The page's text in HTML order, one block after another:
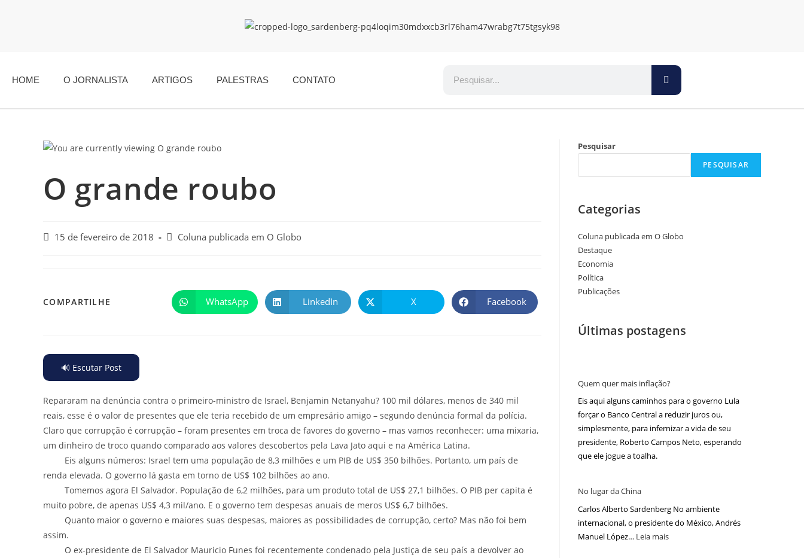
HOME O JORNALISTA ARTIGOS PALESTRAS CONTATO
O grande roubo
15 de fevereiro de 2018 Coluna publicada em O Globo
COMPARTILHE WhatsApp LinkedIn X Facebook
🔊 Escutar Post
Repararam na denúncia contra o primeiro-ministro de Israel, Benjamin Netanyahu? 100 mil dólares, menos de 340 mil
reais, esse é o valor de presentes que ele teria recebido de um empresário amigo – segundo denúncia formal da polícia.
Claro que corrupção é corrupção – foram presentes em troca de favores do governo – mas vamos reconhecer: uma mixaria,
um dinheiro de troco quando comparado aos valores descobertos pela Lava Jato aqui e na América Latina.
Eis alguns números: Israel tem uma população de 8,3 milhões e um PIB de US$ 350 bilhões. Portanto, um país de
renda elevada. O governo lá gasta em torno de US$ 102 bilhões ao ano.
Tomemos agora El Salvador. População de 6,2 milhões, para um produto total de US$ 27,1 bilhões. O PIB per capita é
muito pobre, de apenas US$ 4,3 mil/ano. E o governo tem despesas anuais de meros US$ 6,7 bilhões.
Quanto maior o governo e maiores suas despesas, maiores as possibilidades de corrupção, certo? Mas não foi bem
assim.
O ex-presidente de El Salvador Mauricio Funes foi recentemente condenado pela Justiça de seu país a devolver ao
Pesquisar
PESQUISAR
Categorias
Coluna publicada em O Globo
Destaque
Economia
Política
Publicações
Últimas postagens
Quem quer mais inflação?
Eis aqui alguns caminhos para o governo Lula
forçar o Banco Central a reduzir juros ou,
simplesmente, para infernizar a vida de seu
presidente, Roberto Campos Neto, esperando
que ele jogue a toalha.
No lugar da China
Carlos Alberto Sardenberg No ambiente
internacional, o presidente do México, Andrés
Manuel López… Leia mais